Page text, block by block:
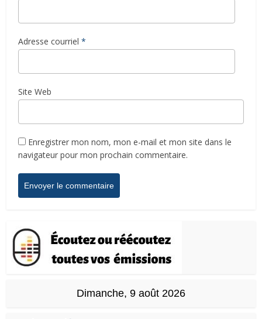
Adresse courriel *
Site Web
Enregistrer mon nom, mon e-mail et mon site dans le
navigateur pour mon prochain commentaire.
Dimanche, 9 août 2026